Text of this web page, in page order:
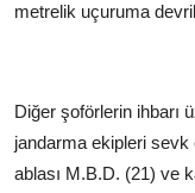
metrelik uçuruma
Diğer şoförlerin ihbarı
jandarma ekipleri
ablası M.B.D. (21) ve